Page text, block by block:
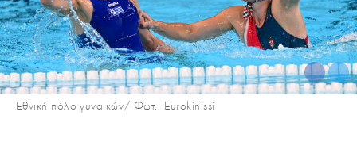
Εθνική πόλο γυναικών/ Φωτ.: Eurokinissi